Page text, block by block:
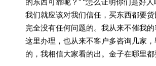
的东西可靠呢？” “怎么证明你们是好人
我们就应该对我们信任，买东西都要
完全没有任何问题的。我从来不催我
这里办理，也从来不客户多咨询几家
的，我相信大家看的出。金子在哪里都